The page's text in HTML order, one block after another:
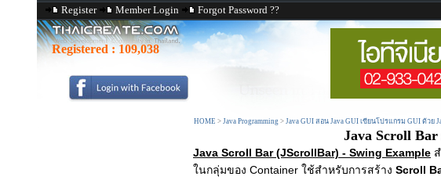
Register Member Login Forgot Password ??
Registered : 109,038
HOME > Java Programming > Java GUI สอน Java GUI เขียนโปรแกรม GUI ด้วย
Java Scroll
Java Scroll Bar (JScrollBar) - Swing Example
ในกลุ่มของ Container ใช้สำหรับการสร้าง Scroll